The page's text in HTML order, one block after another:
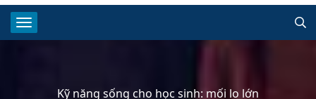
Kỹ năng sống cho học sinh: mối lo lớn